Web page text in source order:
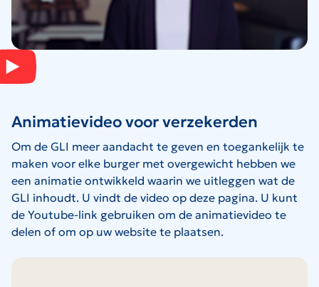
Animatievideo voor verzekerden
Om de GLI meer aandacht te geven en toegankelijk te
maken voor elke burger met overgewicht hebben we
een animatie ontwikkeld waarin we uitleggen wat de
GLI inhoudt. U vindt de video op deze pagina. U kunt
de Youtube-link gebruiken om de animatievideo te
delen of om op uw website te plaatsen.